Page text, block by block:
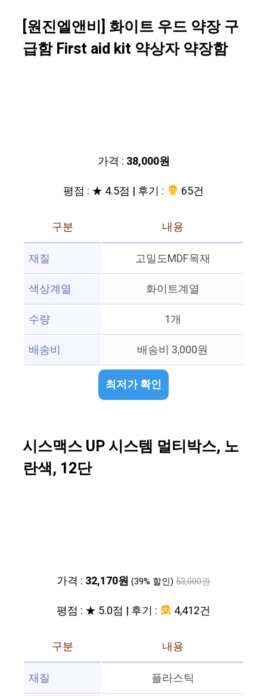
[원진엘앤비] 화이트 우드 약장 구
급함 First aid kit 약상자 약장함
가격 : 38,000원
평점 : ★ 4.5점 | 후기 :
‍‍ 65건
구분
내용
재질
고밀도MDF목재
색상계열
화이트계열
수량
1개
배송비
배송비 3,000원
최저가 확인
시스맥스 UP 시스템 멀티박스, 노
란색, 12단
가격 : 32,170원 (39% 할인) 53,000원
평점 : ★ 5.0점 | 후기 : 4,412건
구분
내용
재질
플라스틱